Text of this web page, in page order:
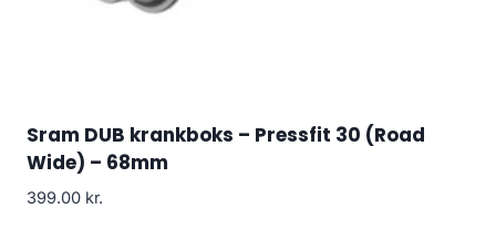
Sram DUB krankboks – Pressfit 30 (Road
Wide) – 68mm
399.00 kr.